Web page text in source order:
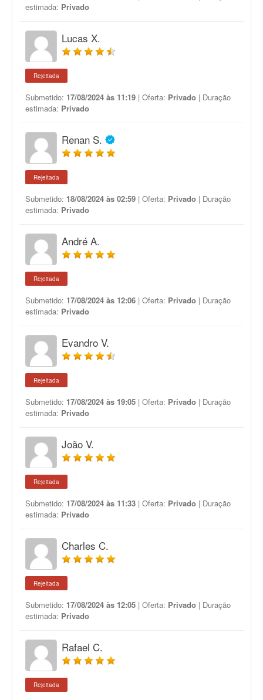
estimada: Privado
Lucas X.
Rejeitada
Submetido: 17/08/2024 às 11:19 | Oferta: Privado | Duração
estimada: Privado
Renan S.
Rejeitada
Submetido: 18/08/2024 às 02:59 | Oferta: Privado | Duração
estimada: Privado
André A.
Rejeitada
Submetido: 17/08/2024 às 12:06 | Oferta: Privado | Duração
estimada: Privado
Evandro V.
Rejeitada
Submetido: 17/08/2024 às 19:05 | Oferta: Privado | Duração
estimada: Privado
João V.
Rejeitada
Submetido: 17/08/2024 às 11:33 | Oferta: Privado | Duração
estimada: Privado
Charles C.
Rejeitada
Submetido: 17/08/2024 às 12:05 | Oferta: Privado | Duração
estimada: Privado
Rafael C.
Rejeitada